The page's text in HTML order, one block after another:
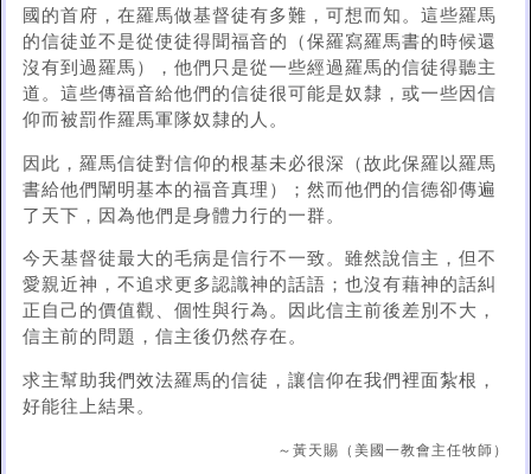
國的首府，在羅馬做基督徒有多難，可想而知。這些羅馬
的信徒並不是從使徒得聞福音的（保羅寫羅馬書的時候還
沒有到過羅馬），他們只是從一些經過羅馬的信徒得聽主
道。這些傳福音給他們的信徒很可能是奴隸，或一些因信
仰而被罰作羅馬軍隊奴隸的人。
因此，羅馬信徒對信仰的根基未必很深（故此保羅以羅馬
書給他們闡明基本的福音真理）；然而他們的信德卻傳遍
了天下，因為他們是身體力行的一群。
今天基督徒最大的毛病是信行不一致。雖然說信主，但不
愛親近神，不追求更多認識神的話語；也沒有藉神的話糾
正自己的價值觀、個性與行為。因此信主前後差別不大，
信主前的問題，信主後仍然存在。
求主幫助我們效法羅馬的信徒，讓信仰在我們裡面紮根，
好能往上結果。
～黃天賜（美國一教會主任牧師）